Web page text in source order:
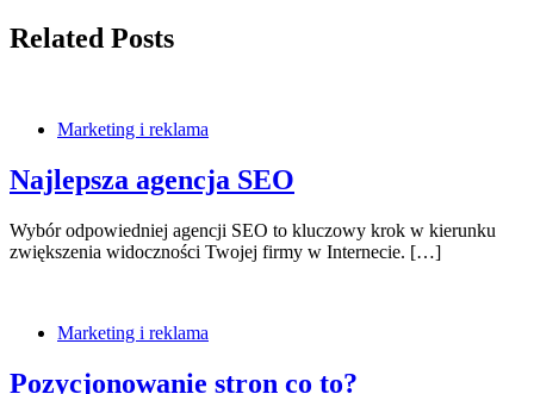
Related Posts
Marketing i reklama
Najlepsza agencja SEO
Wybór odpowiedniej agencji SEO to kluczowy krok w kierunku
zwiększenia widoczności Twojej firmy w Internecie. […]
Marketing i reklama
Pozycjonowanie stron co to?